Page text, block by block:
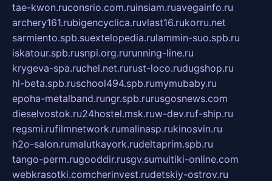
tae-kwon.ruconsrio.com.ruinsiam.ruavegainfo.ru
archery161.rubigencyclica.ruvlast16.rukorru.net
sarmiento.spb.suextelopedia.rulammin-suo.spb.ru
iskatour.spb.rusnpi.org.rurunning-line.ru
krygeva-spa.ruchel.net.rurust-loco.rudugshop.ru
hl-beta.spb.ruschool494.spb.rumymubaby.ru
epoha-metalband.rungr.spb.rurusgosnews.com
dieselvostok.ru24hostel.msk.ruw-dev.ruf-ship.ru
regsmi.rufilmnetwork.rumalinasp.rukinosvin.ru
h2o-salon.rumalutkayork.rudeltaprim.spb.ru
tango-perm.rugooddir.rusgv.sumultiki-online.com
webkrasotki.comcherinvest.rudetskiy-ostrov.ru